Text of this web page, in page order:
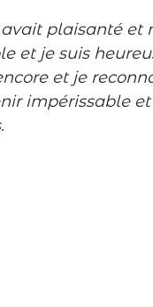
avait plaisanté et
et je suis
et je
impérissable